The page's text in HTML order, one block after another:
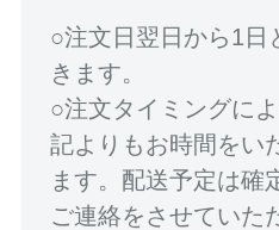
○注文日翌日から1日
きます。
○注文タイミングに
記よりもお時間をい
ます。配送予定は確
ご連絡をさせていた